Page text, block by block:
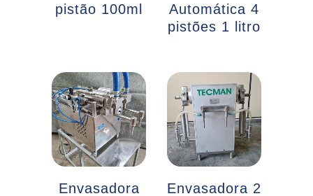
pistão 100ml
Automática 4
pistões 1 litro
Envasadora
Envasadora 2